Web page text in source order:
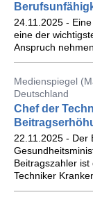
24.11.2025 -
eine der
Anspruch
Medienspiegel
Deutschland
Chef der
22.11.2025 - Der
Beitragszahler
Techniker